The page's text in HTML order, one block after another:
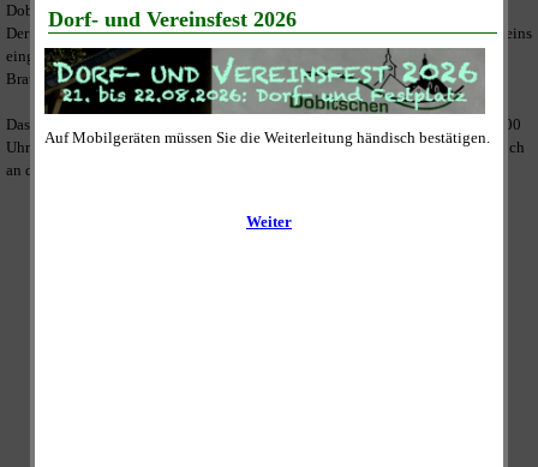
Dobitschen durch.
Der Erlös wird vollständig zur Umsetzung der satzungsmäßigen Ziele des Vereins
eingesetzt und dies ist unter Anderem die weitere Sanierung der "ehemaligen
Brauerei" am Festplatz im Ortskern.
Das gesammelte Altpapier wird an den Sammeltagen zwischen 09:00 und 11:00
Uhr abgeholt. Dazu legen Sie es bitte bis 09:00 Uhr gut sichtbar und zugänglich
an die Straße vor Ihrem Grundstück oder Ihrer Wohnung ab.